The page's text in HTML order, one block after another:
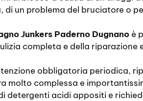
un problema del bruciatore o
Junkers Paderno Dugnano è
completa e della riparazione
obbligatoria periodica,
complessa e
detergenti acidi appositi e